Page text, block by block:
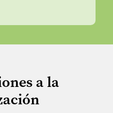
a la